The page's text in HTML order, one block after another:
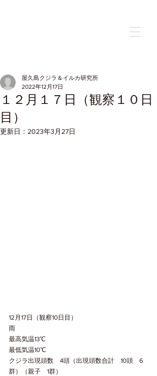
１２月１７日（観察１０日
目）
屋久島クジラ＆イルカ研究所
2022年12月17日
更新日： 2023年3月27日
12月17日（観察10日目）
雨
最高気温13℃
最低気温10℃
クジラ出現頭数　4頭（出現頭数合計　10頭　6
群）（親子　1群）